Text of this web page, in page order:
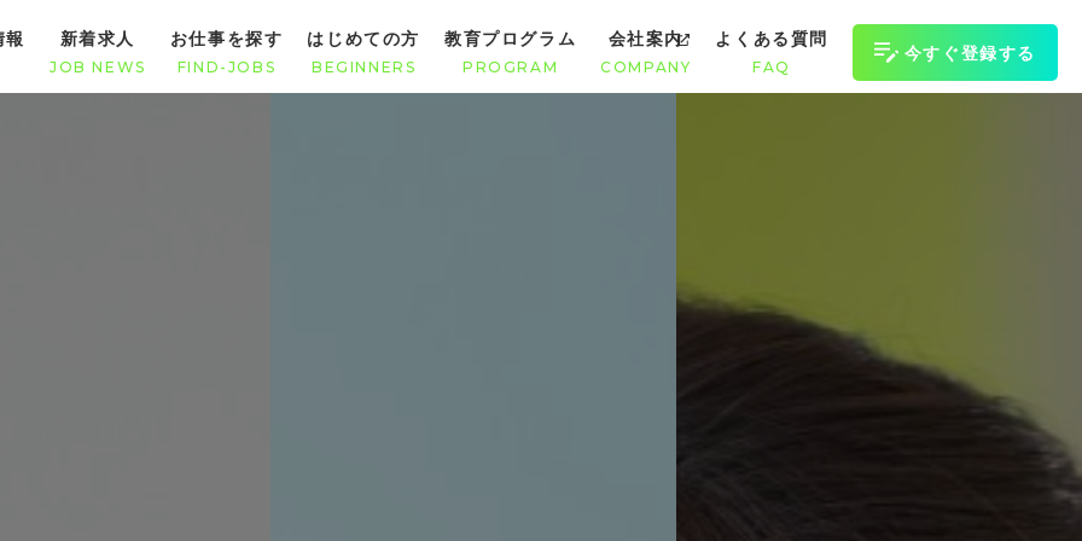
報 新着求人 お仕事を探す はじめての方 教育プログラム 会社案内 よくある質問
今すぐ登録する